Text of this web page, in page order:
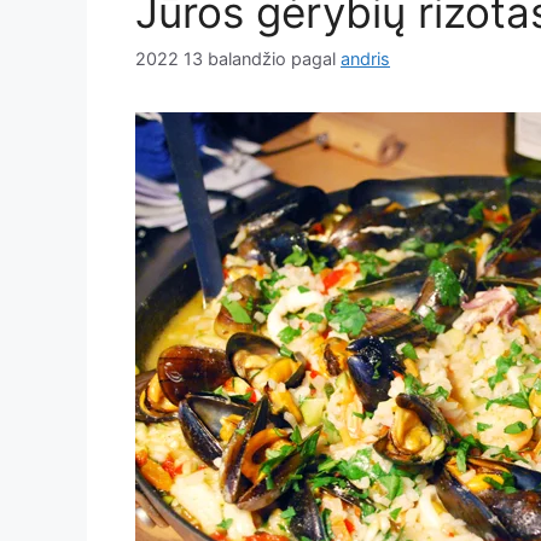
Jūros gėrybių
2022 13 balandžio pagal andris